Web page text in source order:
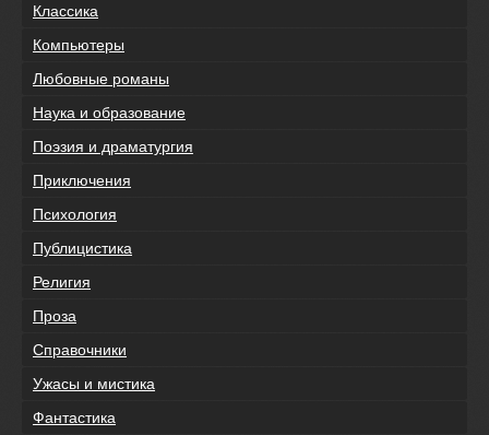
Классика
Компьютеры
Любовные романы
Наука и образование
Поэзия и драматургия
Приключения
Психология
Публицистика
Религия
Проза
Справочники
Ужасы и мистика
Фантастика